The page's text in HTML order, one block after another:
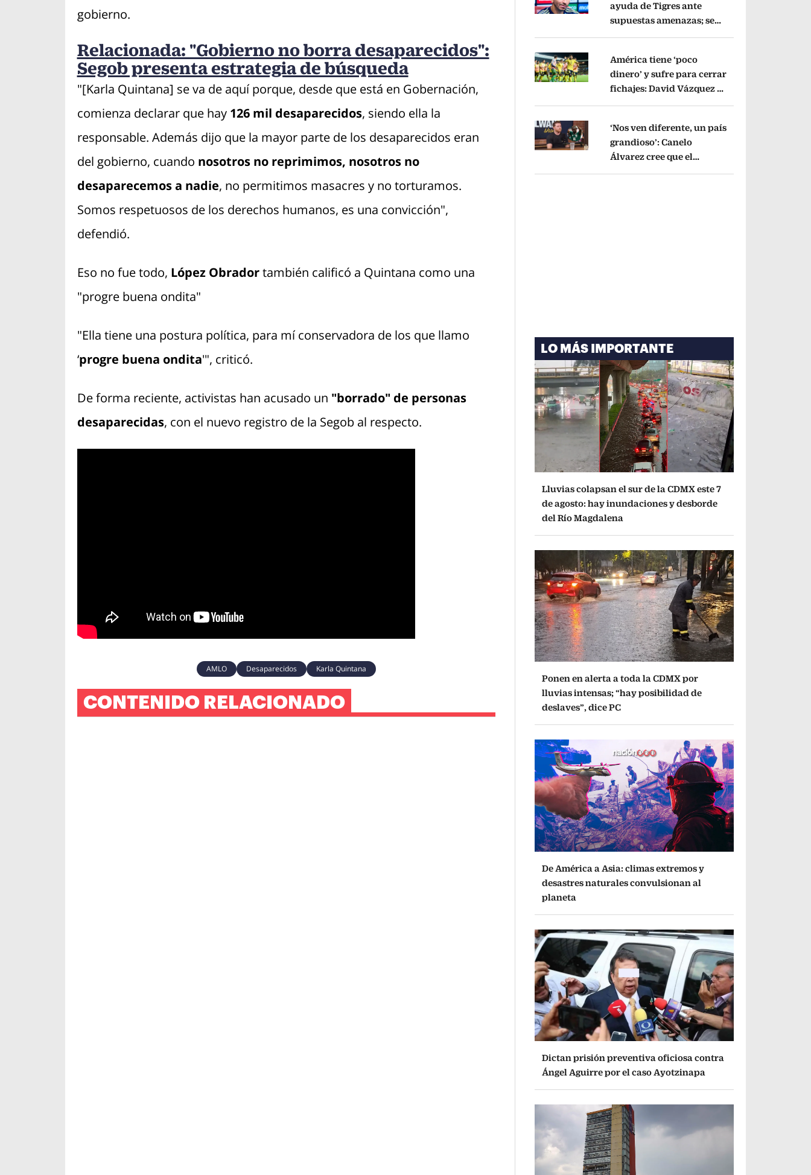
gobierno.
Relacionada: "Gobierno no borra desaparecidos":
Segob presenta estrategia de búsqueda
"[Karla Quintana] se va de aquí porque, desde que está en Gobernación,
comienza declarar que hay 126 mil desaparecidos, siendo ella la
responsable. Además dijo que la mayor parte de los desaparecidos eran
del gobierno, cuando nosotros no reprimimos, nosotros no
desaparecemos a nadie, no permitimos masacres y no torturamos.
Somos respetuosos de los derechos humanos, es una convicción",
defendió.
Eso no fue todo, López Obradortambién calificó a Quintana como una
"progre buena ondita"
"Ella tiene una postura política, para mí conservadora de los que llamo
‘progre buena ondita'", criticó.
De forma reciente, activistas han acusado un "borrado" de personas
desaparecidas, con el nuevo registro de la Segob al respecto.
AMLO Desaparecidos Karla Quintana
CONTENIDO RELACIONADO
Opens in new window
ayuda de Tigres ante
supuestas amenazas; se
Opens in new window
América tiene ‘poco
dinero’ y sufre para cerrar
fichajes: David Vázquez se
Opens in new window
‘Nos ven diferente, un país
grandioso’: Canelo
Álvarez cree que el
LO MÁS IMPORTANTE
Lluvias colapsan el sur de la CDMX este 7
de agosto: hay inundaciones y desborde
del Río Magdalena
Ponen en alerta a toda la CDMX por
lluvias intensas; “hay posibilidad de
deslaves”, dice PC
De América a Asia: climas extremos y
desastres naturales convulsionan al
planeta
Dictan prisión preventiva oficiosa contra
Ángel Aguirre por el caso Ayotzinapa